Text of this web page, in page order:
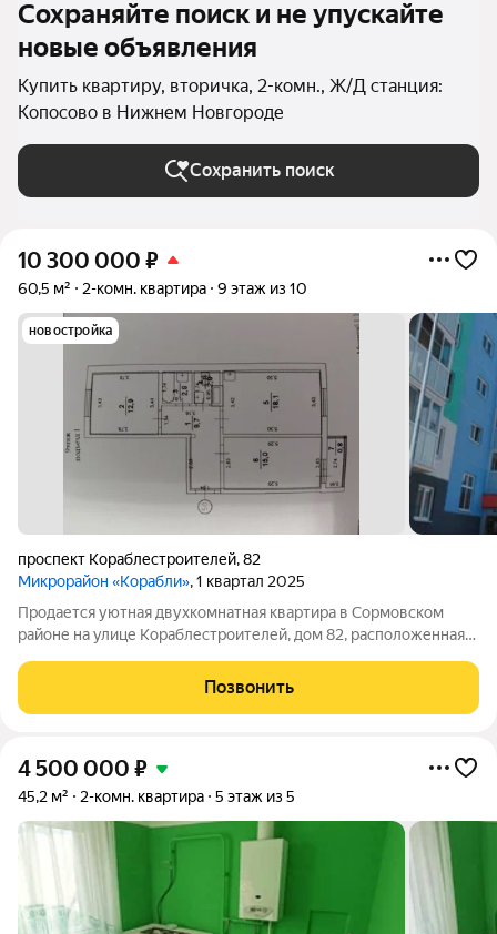
Сохраняйте поиск и не упускайте
новые объявления
Купить квартиру, вторичка, 2-комн., Ж/Д станция:
Копосово в Нижнем Новгороде
Сохранить поиск
10 300 000 ₽
60,5 м² 2-комн. квартира 9 этаж из 10
новостройка
проспект Кораблестроителей,82
Микрорайон «Корабли», 1 квартал 2025
Продается уютная двухкомнатная квартира в Сормовском
районе на улице Кораблестроителей, дом 82, расположенная
комнатами (12.9 кв м и 15 кв м) в доме 2015 года постройки.
Просторная кухня
Позвонить
4 500 000 ₽
45,2 м² 2-комн. квартира 5 этаж из 5